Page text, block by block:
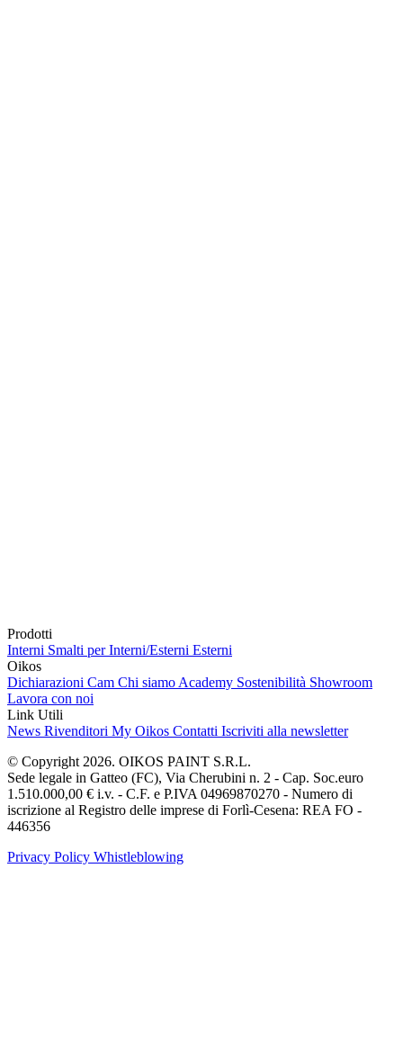
Prodotti
Interni Smalti per Interni/Esterni Esterni
Oikos
Dichiarazioni Cam Chi siamo Academy Sostenibilità Showroom
Lavora con noi
Link Utili
News Rivenditori My Oikos Contatti Iscriviti alla newsletter
© Copyright 2026. OIKOS PAINT S.R.L.
Sede legale in Gatteo (FC), Via Cherubini n. 2 - Cap. Soc.euro
1.510.000,00 € i.v. - C.F. e P.IVA 04969870270 - Numero di
iscrizione al Registro delle imprese di Forlì-Cesena: REA FO -
446356
Privacy Policy Whistleblowing